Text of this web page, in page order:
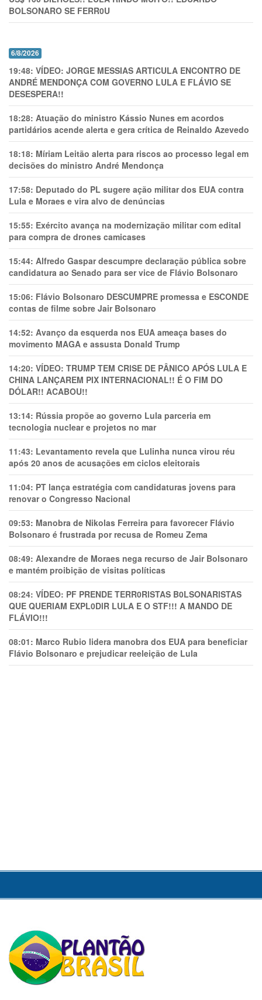
BOLSONARO SE FERR0U
6/8/2026
19:48: VÍDEO: JORGE MESSIAS ARTICULA ENCONTRO DE
ANDRÉ MENDONÇA COM GOVERNO LULA E FLÁVIO SE
DESESPERA!!
18:28: Atuação do ministro Kássio Nunes em acordos
partidários acende alerta e gera crítica de Reinaldo Azevedo
18:18: Míriam Leitão alerta para riscos ao processo legal em
decisões do ministro André Mendonça
17:58: Deputado do PL sugere ação militar dos EUA contra
Lula e Moraes e vira alvo de denúncias
15:55: Exército avança na modernização militar com edital
para compra de drones camicases
15:44: Alfredo Gaspar descumpre declaração pública sobre
candidatura ao Senado para ser vice de Flávio Bolsonaro
15:06: Flávio Bolsonaro DESCUMPRE promessa e ESCONDE
contas de filme sobre Jair Bolsonaro
14:52: Avanço da esquerda nos EUA ameaça bases do
movimento MAGA e assusta Donald Trump
14:20: VÍDEO: TRUMP TEM CRlSE DE PÂNlCO APÓS LULA E
CHINA LANÇAREM PIX INTERNACIONAL!! É O FIM DO
DÓLAR!! ACABOU!!
13:14: Rússia propõe ao governo Lula parceria em
tecnologia nuclear e projetos no mar
11:43: Levantamento revela que Lulinha nunca virou réu
após 20 anos de acusações em ciclos eleitorais
11:04: PT lança estratégia com candidaturas jovens para
renovar o Congresso Nacional
09:53: Manobra de Nikolas Ferreira para favorecer Flávio
Bolsonaro é frustrada por recusa de Romeu Zema
08:49: Alexandre de Moraes nega recurso de Jair Bolsonaro
e mantém proibição de visitas políticas
08:24: VÍDEO: PF PRENDE TERR0RlSTAS B0LSONARlSTAS
QUE QUERIAM EXPL0DlR LULA E O STF!!! A MANDO DE
FLÁVIO!!!
08:01: Marco Rubio lidera manobra dos EUA para beneficiar
Flávio Bolsonaro e prejudicar reeleição de Lula